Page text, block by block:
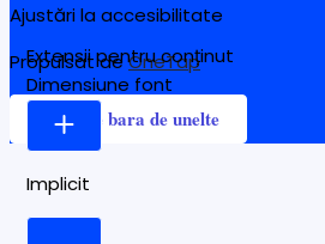
Ajustări la accesibilitate
Propulsat deOneTap
Ascunde bara de unelte
Extensii pentru conținut
Dimensiune font
Implicit